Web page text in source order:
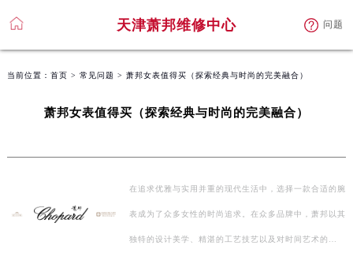
天津萧邦维修中心 问题
当前位置： 首页 > 常见问题 > 萧邦女表值得买（探索经典与时尚的完美融合）
萧邦女表值得买（探索经典与时尚的完美融合）
在追求优雅与实用并重的现代生活中，选择一款合适的腕
表成为了众多女性的时尚追求。在众多品牌中，萧邦以其
独特的设计美学、精湛的工艺技艺以及对时间艺术的…